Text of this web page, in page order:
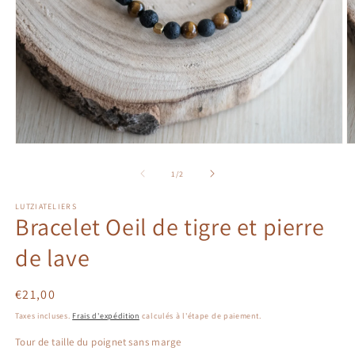
une
fenêtre
modale
1/de2
LUTZIATELIERS
Bracelet Oeil de tigre et pierre
de lave
Prix
habituel
€21,00
Taxes incluses. Frais d'expédition calculés à l'étape de paiement.
Tour de taille du poignet sans marge